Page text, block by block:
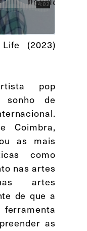
(2023)
pop
sonho de
Coimbra,
as mais
como
nas artes
artes
de que a
as